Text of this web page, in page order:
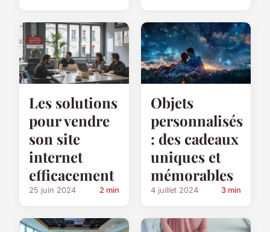
Les solutions
pour vendre
son site
internet
efficacement
25 juin 2024 2 min
Objets
personnalisés
: des cadeaux
uniques et
mémorables
4 juillet 2024 3 min